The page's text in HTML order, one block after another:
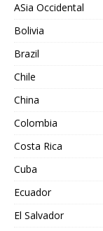
ASia Occidental
Bolivia
Brazil
Chile
China
Colombia
Costa Rica
Cuba
Ecuador
El Salvador